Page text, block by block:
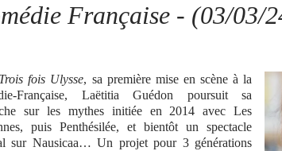
Française - (03/03/
Trois fois Ulysse, sa première mise en scène à la
Française, Laëtitia Guédon poursuit sa
sur les mythes initiée en 2014 avec Les
puis Penthésilée, et bientôt un spectacle
sur Nausicaa… Un projet pour 3 générations